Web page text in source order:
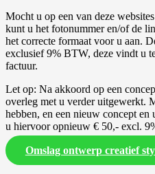
Mocht u op een van deze
kunt u het fotonummer en/of de
het correcte formaat voor u aan.
exclusief 9% BTW, deze vindt u
factuur.
Let op: Na akkoord op een
overleg met u verder uitgewerkt.
hebben, en een nieuw concept
u hiervoor opnieuw € 50,- excl.
Omslag ontwerp creatief